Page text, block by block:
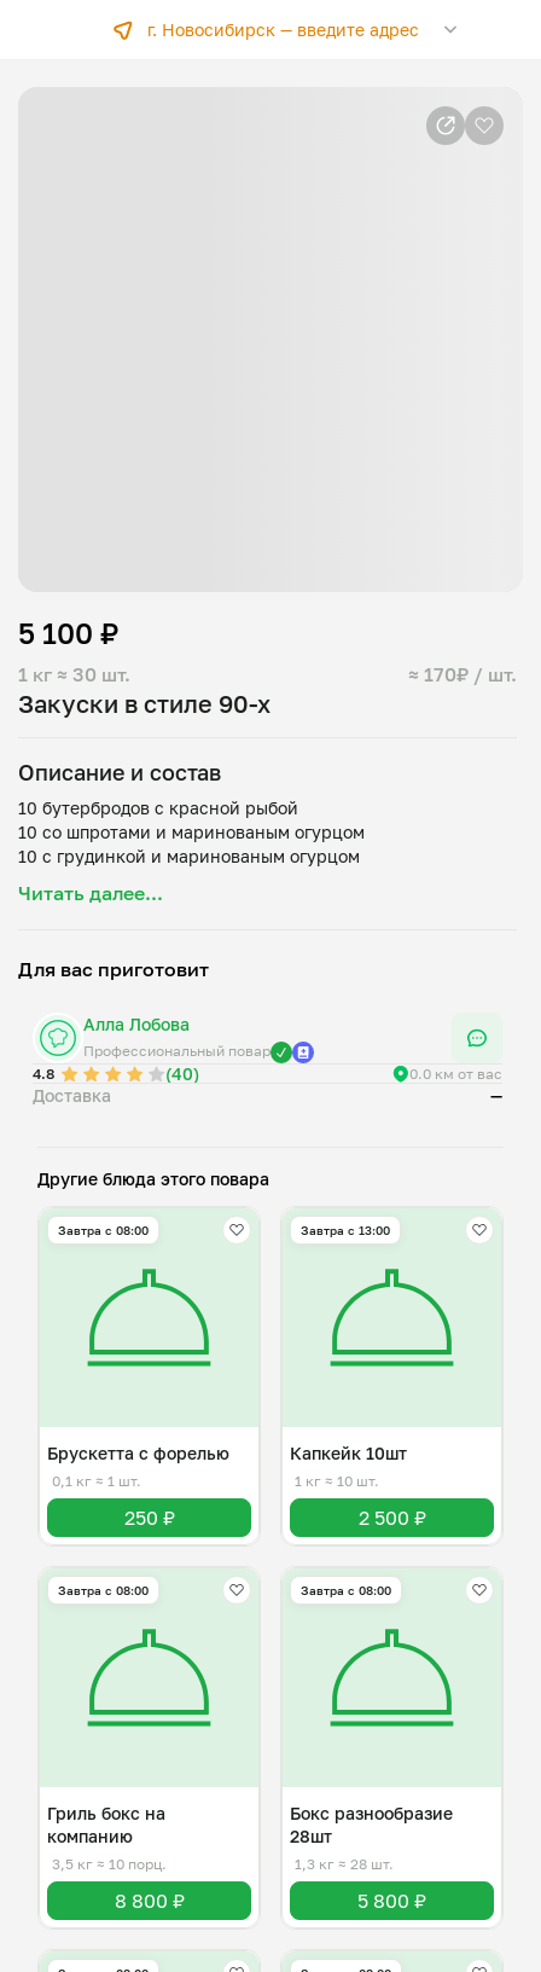
г. Новосибирск —введите адрес
Закуски в стиле 90-х
1 кг ≈ 30 шт. ≈ 170₽ / шт.
5 100 ₽
Описание и состав
10 бутербродов с красной рыбой
10 со шпротами и маринованым огурцом
Читать далее...
Для вас приготовит
Алла Лобова
Профессиональный повар
4.8
(40) 0.0 км от вас
Доставка —
Другие блюда этого повара
Завтра c 08:00
Брускетта с форелью
0,1 кг ≈ 1 шт.
250 ₽
Завтра c 13:00
Капкейк 10шт
1 кг ≈ 10 шт.
2 500 ₽
Завтра c 08:00
Гриль бокс на
компанию
3,5 кг ≈ 10 порц.
8 800 ₽
Завтра c 08:00
Бокс разнообразие
28шт
1,3 кг ≈ 28 шт.
5 800 ₽